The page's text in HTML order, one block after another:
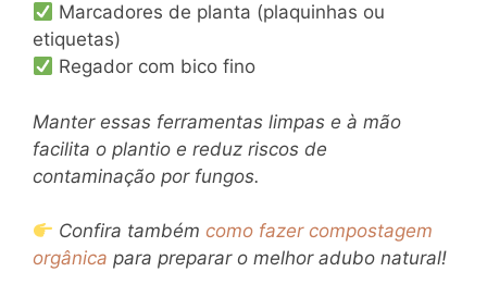
Marcadores de planta (plaquinhas ou
etiquetas)
Regador com bico fino
Manter essas ferramentas limpas e à mão
facilita o plantio e reduz riscos de
contaminação por fungos.
Confira tambémcomo fazer compostagem
orgânica para preparar o melhor adubo natural!